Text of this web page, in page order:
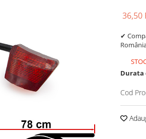
36,50
✔
Durata
Cod